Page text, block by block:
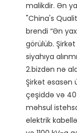
malikdir. Ən
"China's
brendi “Ən
görülüb.
siyahıya
2.bizdən nə
Şirkət əsasən
çeşiddə və
məhsul
elektrik